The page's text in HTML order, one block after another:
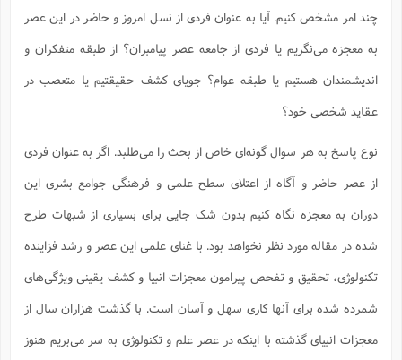
چند امر مشخص کنیم. آیا به عنوان فردی از نسل امروز و حاضر در این عصر
به معجزه می‌نگریم یا فردی از جامعه عصر پیامبران؟ از طبقه متفکران و
اندیشمندان هستیم یا طبقه عوام؟ جویای کشف حقیقتیم یا متعصب در
عقاید شخصی خود؟
نوع پاسخ به هر سوال گونه‌ای خاص از بحث را می‌طلبد. اگر به عنوان فردی
از عصر حاضر و آگاه از اعتلای سطح علمی و فرهنگی جوامع بشری این
دوران به معجزه نگاه کنیم بدون شک جایی برای بسیاری از شبهات طرح
شده در مقاله مورد نظر نخواهد بود. با غنای علمی این عصر و رشد فزاینده
تکنولوژی، تحقیق و تفحص پیرامون معجزات انبیا و کشف یقینی ویژگی‌های
شمرده شده برای آنها کاری سهل و آسان است. با گذشت هزاران سال از
معجزات انبیای گذشته با اینکه در عصر علم و تکنولوژی به سر می‌بریم هنوز